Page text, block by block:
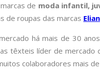
de moda infantil,
de roupas das marcas Elian
há mais de 30
têxteis líder de mercado
colaboradores mais